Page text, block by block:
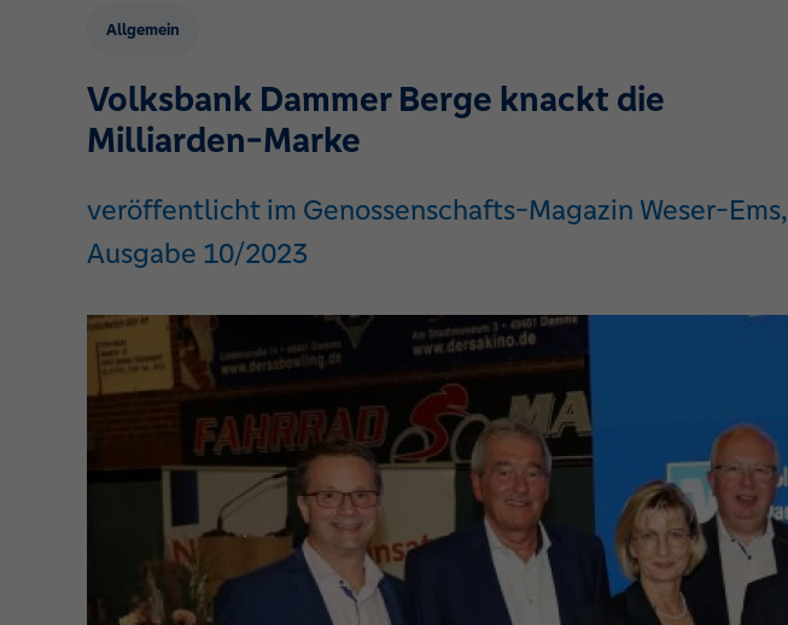
Allgemein
Volksbank Dammer Berge knackt die
Milliarden-Marke
veröffentlicht im Genossenschafts-Magazin Weser-Ems,
Ausgabe 10/2023